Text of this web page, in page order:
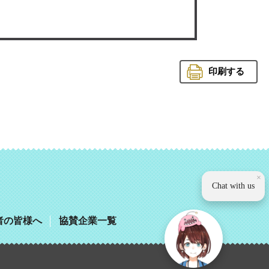
印刷する
観光いば
の皆様へ 協賛企業一覧
×
Chat with us